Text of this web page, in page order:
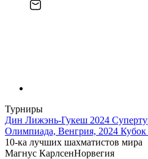
Турниры
Дин Лижэнь-Гукеш 2024
Олимпиада, Венгрия, 2024
10-ка лучших шахматистов мира
Магнус КарлсенНорвегия